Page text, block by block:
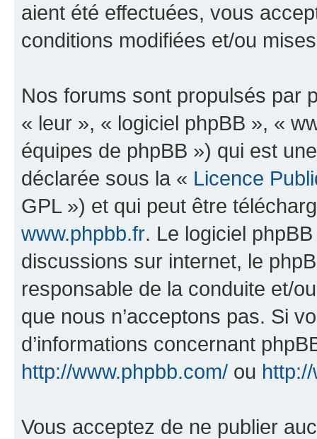
aient été effectuées, vous
conditions modifiées et/ou
Nos forums sont propulsés par
« leur », « logiciel phpBB », «
équipes de phpBB ») qui est
déclarée sous la « Licence
GPL ») et qui peut être
www.phpbb.fr. Le logiciel
discussions sur internet, le
responsable de la conduite et/
que nous n’acceptons pas. Si
d’informations concernant
http://www.phpbb.com/ ou
Vous acceptez de ne publier